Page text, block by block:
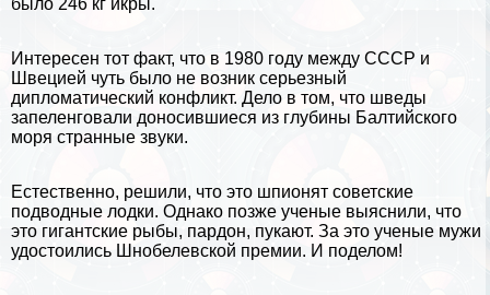
было 246 кг икры.
Интересен тот факт, что в 1980 году между СССР и
Швецией чуть было не возник серьезный
дипломатический конфликт. Дело в том, что шведы
запеленговали доносившиеся из глубины Балтийского
моря странные звуки.
Естественно, решили, что это шпионят советские
подводные лодки. Однако позже ученые выяснили, что
это гигантские рыбы, пардон, пукают. За это ученые мужи
удостоились Шнобелевской премии. И поделом!